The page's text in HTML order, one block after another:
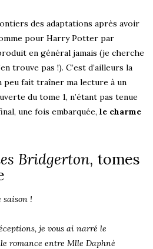
des adaptations après avoir
pour Harry Potter par
en général jamais (je cherche
trouve pas !). C’est d’ailleurs la
peu fait traîner ma lecture à un
du tome 1, n’étant pas tenue
une fois embarquée, le charme
Bridgerton, tomes
saison !
je vous ai narré le
romance entre Mlle Daphné